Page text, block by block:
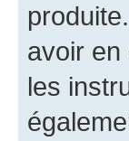
avoir en
les